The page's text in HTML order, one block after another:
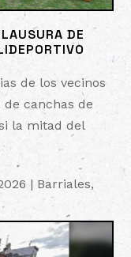
DE
| Barriales,
de los vecinos
canchas de
la mitad del